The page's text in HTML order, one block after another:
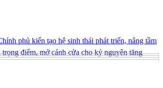
phủ kiến tạo hệ sinh thái phát triển, nâng tầm
điểm, mở cánh cửa cho kỷ nguyên tăng